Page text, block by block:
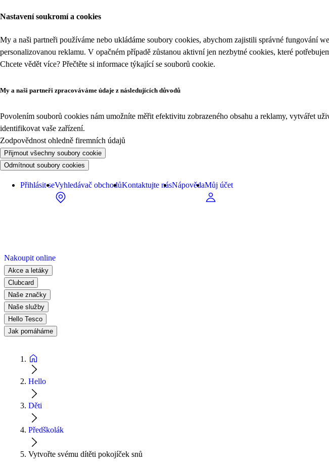
Nastavení soukromí a cookies
My a naši partneři používáme nebo ukládáme soubory cookies, abychom zajistili správné fungování
personalizovanou reklamu. V opačném případě zůstanou aktivní jen nezbytné cookies, které
Chcete vědět více? Přečtěte si informace týkající se souborů cookie.
My a naši partneři zpracováváme údaje z následujících důvodů
Povolením souborů cookies nám umožníte měřit efektivitu zobrazeného obsahu a reklamy, vytvářet
identifikovat vaše zařízení.
Zodpovědnost ohledně firemních údajů
Přijmout všechny soubory cookie
Odmítnout soubory cookies
Přihlásit seVyhledávač obchodůKontaktujte násNápovědaMůj účet
Nakoupit online
Akce a letáky
Clubcard
Naše značky
Naše služby
Hello Tesco
Jak pomáháme
Hello
Děti
Předškolák
Vytvořte svému dítěti pokojíček snů